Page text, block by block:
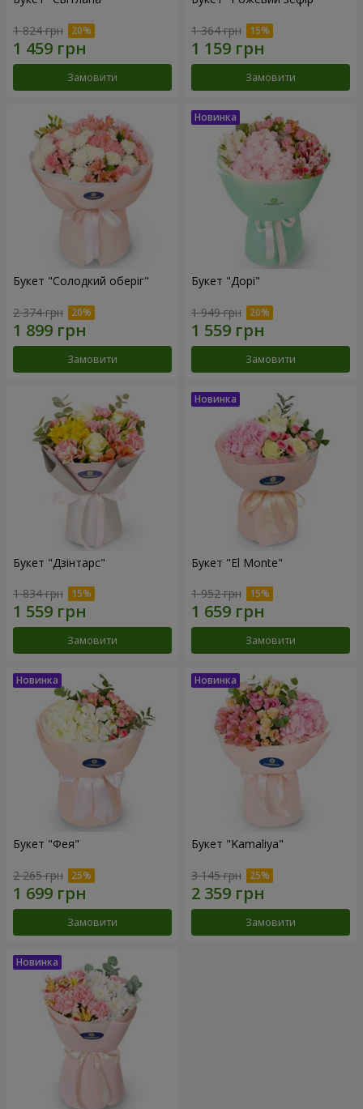
1 824 грн
Замовити
1 364 грн
Замовити
Букет "Солодкий оберіг"
2 374 грн
Замовити
Букет "Дорі"
1 949 грн
Замовити
Букет "Дзінтарс"
1 834 грн
Замовити
Букет "El Monte"
1 952 грн
Замовити
Букет "Фея"
2 265 грн
Замовити
Букет "Kamaliya"
3 145 грн
Замовити